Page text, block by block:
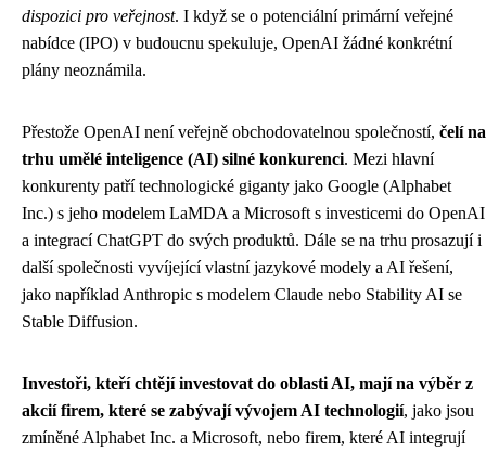
dispozici pro veřejnost. I když se o potenciální primární veřejné
nabídce (IPO) v budoucnu spekuluje, OpenAI žádné konkrétní
plány neoznámila.
Přestože OpenAI není veřejně obchodovatelnou společností, čelí na
trhu umělé inteligence (AI) silné konkurenci. Mezi hlavní
konkurenty patří technologické giganty jako Google (Alphabet
Inc.) s jeho modelem LaMDA a Microsoft s investicemi do OpenAI
a integrací ChatGPT do svých produktů. Dále se na trhu prosazují i
další společnosti vyvíjející vlastní jazykové modely a AI řešení,
jako například Anthropic s modelem Claude nebo Stability AI se
Stable Diffusion.
Investoři, kteří chtějí investovat do oblasti AI, mají na výběr z
akcií firem, které se zabývají vývojem AI technologií, jako jsou
zmíněné Alphabet Inc. a Microsoft, nebo firem, které AI integrují